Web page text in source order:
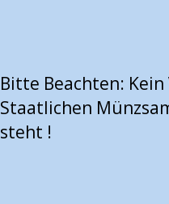
Bitte Beachten:
Staatlichen
steht !